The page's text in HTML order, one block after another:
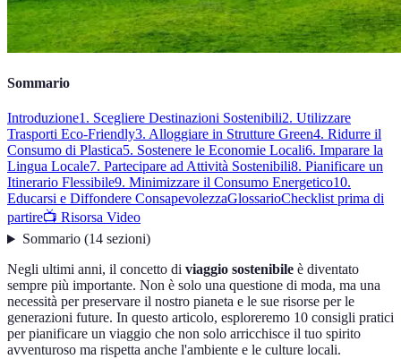
Sommario
Introduzione1. Scegliere Destinazioni Sostenibili2. Utilizzare
Trasporti Eco-Friendly3. Alloggiare in Strutture Green4. Ridurre il
Consumo di Plastica5. Sostenere le Economie Locali6. Imparare la
Lingua Locale7. Partecipare ad Attività Sostenibili8. Pianificare un
Itinerario Flessibile9. Minimizzare il Consumo Energetico10.
Educarsi e Diffondere ConsapevolezzaGlossarioChecklist prima di
partire📺 Risorsa Video
Sommario(14 sezioni)
Negli ultimi anni, il concetto di viaggio sostenibile è diventato
sempre più importante. Non è solo una questione di moda, ma una
necessità per preservare il nostro pianeta e le sue risorse per le
generazioni future. In questo articolo, esploreremo 10 consigli pratici
per pianificare un viaggio che non solo arricchisce il tuo spirito
avventuroso ma rispetta anche l'ambiente e le culture locali.